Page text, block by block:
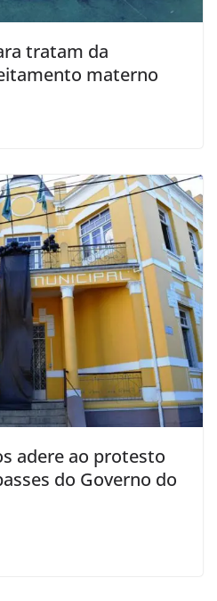
tratam da
materno
adere ao protesto
do Governo do